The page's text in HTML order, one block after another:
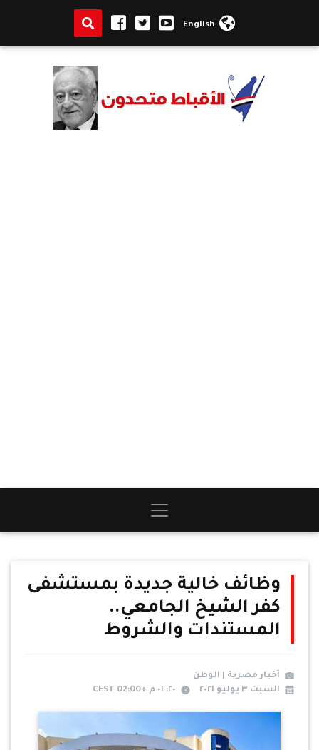
English
وظائف خالية جديدة بمستشفى
كفر الشيخ الجامعي..
المستندات والشروط
أخبار مصرية | الوطن
السبت ٣ يوليو ٢٠٢١
٢٠: ٠١ م +02:00 CEST